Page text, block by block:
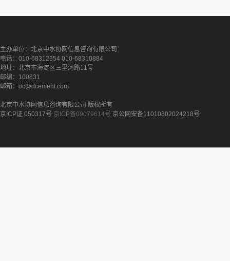
主办单位：北京中水协网信息咨询有限公司
电话：010-68312354 010-68310884
地址：北京市海淀区三里河路11号
邮编：100831
邮箱：dc@dcement.com
北京中水协网信息咨询有限公司 版权所有
京ICP证 050317号 京ICP备09079614号 京公网安备11010802024218号